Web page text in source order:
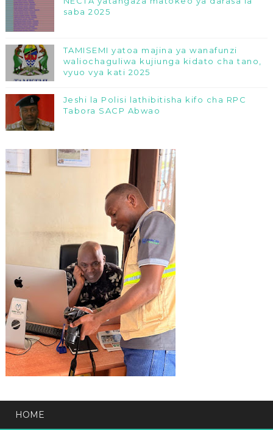
saba 2025
TAMISEMI yatoa majina ya wanafunzi
waliochaguliwa kujiunga kidato cha tano,
vyuo vya kati 2025
Jeshi la Polisi lathibitisha kifo cha RPC
Tabora SACP Abwao
HOME